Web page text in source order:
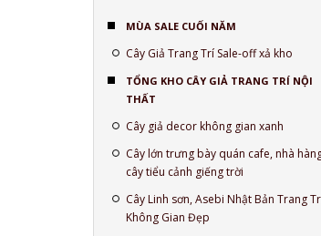
MÙA SALE CUỐI NĂM
Cây Giả Trang Trí Sale-off xả kho
TỔNG KHO CÂY GIẢ TRANG TRÍ NỘI
THẤT
Cây giả decor không gian xanh
Cây lớn trưng bày quán cafe, nhà
cây tiểu cảnh giếng trời
Cây Linh sơn, Asebi Nhật Bản Trang
Không Gian Đẹp